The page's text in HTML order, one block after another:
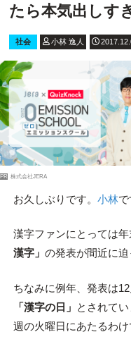
たら本気出しす
社会 小林 逸人
PR 株式会社JERA
お久しぶりです。 小林で
漢字ファンにとっては年
漢字」 の発表が間近に迫
ちなみに例年、発表は
「漢字の日」 とされて
週の火曜日にあたるわけ